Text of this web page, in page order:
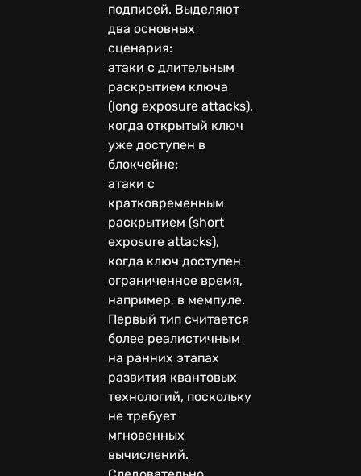
подписей. Выделяют
два основных
сценария:
атаки с длительным
раскрытием ключа
(long exposure attacks),
когда открытый ключ
уже доступен в
блокчейне;
атаки с
кратковременным
раскрытием (short
exposure attacks),
когда ключ доступен
ограниченное время,
например, в мемпуле.
Первый тип считается
более реалистичным
на ранних этапах
развития квантовых
технологий, поскольку
не требует
мгновенных
вычислений.